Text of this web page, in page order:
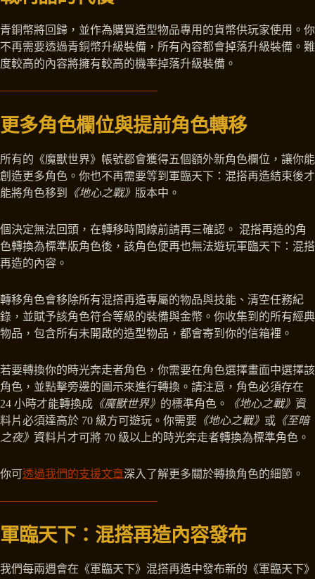
青銅幣將回歸，並作為購買造型物品專用的貨幣供玩家使用。你
不再需要透過青銅幣升級裝備，所有內容都會掉落升級裝備。難
度較高的內容將擁有較高的機率掉落升級裝備。
更多角色欄位與提前角色轉移
所有的《魔獸世界》帳號都會獲得五個額外新角色欄位，讓你能
創造更多角色。你也不再需要等到軍臨天下：混搭再造結束後才
能將角色移到
《地心之戰》 版本中。
個決定無法回頭，在轉移時間線前請再三確認。 混搭再造的角
色轉換為標準版角色後，該角色便再也無法遊玩軍臨天下：混搭
再造的內容。
轉移角色會移除所有混搭再造專屬的物品與技能、清空任務紀
錄，並賦予該角色符合等級的裝備與金幣。你收集到的所有經典
物品，包含所有未開啟的造型物品，都會寄到你的信箱裡。
若要轉換你的時光奔走者角色，你需要在角色選擇畫面中選擇該
角色，並點擊旁邊的圖示來進行轉換。請注意，角色必須存在
24 小時才能轉換成 《魔獸世界》 的標準角色。 《地心之戰》 資
料片必須達高於 70 級方可遊玩。你需要 《地心之戰》 或 《至暗
之夜》 資料片才可將 70 級以上的時光奔走者轉換為標準角色。
你可透過我們的支援文章深入了解更多關於轉換角色的細節。
軍臨天下：混搭再造內容發布
我們每兩週會在《軍臨天下》混搭再造中發布新的《軍臨天下》